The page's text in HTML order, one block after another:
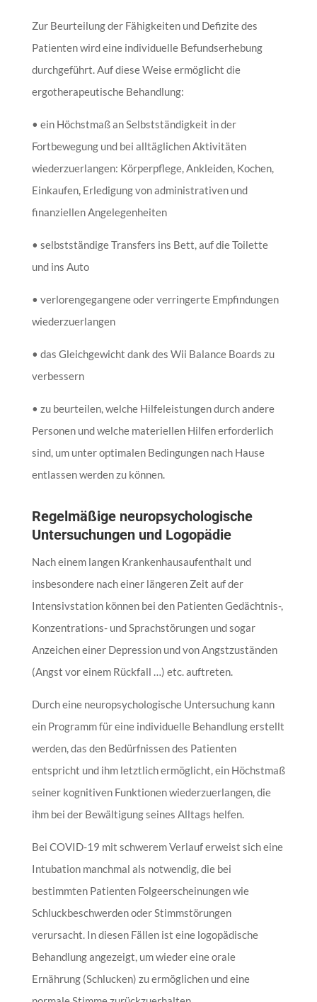
Zur Beurteilung der Fähigkeiten und Defizite des
Patienten wird eine individuelle Befundserhebung
durchgeführt. Auf diese Weise ermöglicht die
ergotherapeutische Behandlung:
• ein Höchstmaß an Selbstständigkeit in der
Fortbewegung und bei alltäglichen Aktivitäten
wiederzuerlangen: Körperpflege, Ankleiden, Kochen,
Einkaufen, Erledigung von administrativen und
finanziellen Angelegenheiten
• selbstständige Transfers ins Bett, auf die Toilette
und ins Auto
• verlorengegangene oder verringerte Empfindungen
wiederzuerlangen
• das Gleichgewicht dank des Wii Balance Boards zu
verbessern
• zu beurteilen, welche Hilfeleistungen durch andere
Personen und welche materiellen Hilfen erforderlich
sind, um unter optimalen Bedingungen nach Hause
entlassen werden zu können.
Regelmäßige neuropsychologische
Untersuchungen und Logopädie
Nach einem langen Krankenhausaufenthalt und
insbesondere nach einer längeren Zeit auf der
Intensivstation können bei den Patienten Gedächtnis-,
Konzentrations- und Sprachstörungen und sogar
Anzeichen einer Depression und von Angstzuständen
(Angst vor einem Rückfall …) etc. auftreten.
Durch eine neuropsychologische Untersuchung kann
ein Programm für eine individuelle Behandlung erstellt
werden, das den Bedürfnissen des Patienten
entspricht und ihm letztlich ermöglicht, ein Höchstmaß
seiner kognitiven Funktionen wiederzuerlangen, die
ihm bei der Bewältigung seines Alltags helfen.
Bei COVID-19 mit schwerem Verlauf erweist sich eine
Intubation manchmal als notwendig, die bei
bestimmten Patienten Folgeerscheinungen wie
Schluckbeschwerden oder Stimmstörungen
verursacht. In diesen Fällen ist eine logopädische
Behandlung angezeigt, um wieder eine orale
Ernährung (Schlucken) zu ermöglichen und eine